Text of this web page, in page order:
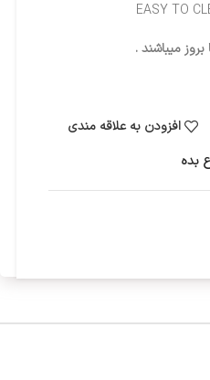
میباشند .
افزودن به علاقه مندی
بده